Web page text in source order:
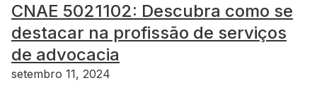
CNAE 5021102: Descubra como se
destacar na profissão de serviços
de advocacia
setembro 11, 2024